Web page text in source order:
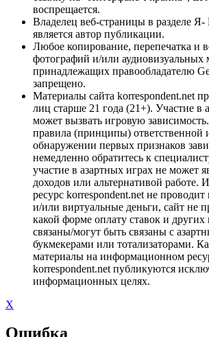
воспрещается.
Владелец веб-страницы в разделе Я-
является автор публикации.
Любое копирование, перепечатка и
фотографий и/или аудиовизуальных
принадлежащих правообладателю
запрещено.
Материалы сайта korrespondent.net
лиц старше 21 года (21+). Участие в
может вызвать игровую
правила (принципы) ответственной
обнаружении первых признаков
немедленно обратитесь к
участие в азартных играх не может
доходов или альтернативой
ресурс korrespondent.net не
и/или виртуальные деньги, сайт не
какой форме оплату ставок и
связаны/могут быть связаны с
букмекерами или тотализаторами.
материалы на информационном
korrespondent.net публикуются
информационных целях.
X
Ошибка